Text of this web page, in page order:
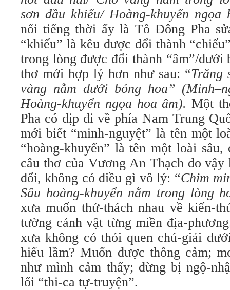
sơn đầu khiếu/ Hoàng-khuyển ngọa
nổi tiếng thời ấy là Tô Đông Pha
“khiếu” là kêu được đổi thành
trong lòng được đổi thành “âm”/dưới
thơ mới hợp lý hơn như sau: “Trăng
vàng nằm dưới bóng hoa” (Minh–
Hoàng-khuyển ngọa hoa âm). Một
Pha có dịp đi về phía Nam Trung
mới biết “minh-nguyệt” là tên một
“hoàng-khuyển” là tên một loài
câu thơ của Vương An Thạch do vậy
đổi, không có điều gì vô lý: “Chim
Sâu hoàng-khuyển nằm trong lòng
xưa muốn thử-thách nhau về kiến-
tường cảnh vật từng miền địa-
xưa không có thói quen chú-giải
hiểu lầm? Muốn được thông cảm;
như mình cảm thấy; đừng bị ngộ-
lối “thi-ca tự-truyện”.